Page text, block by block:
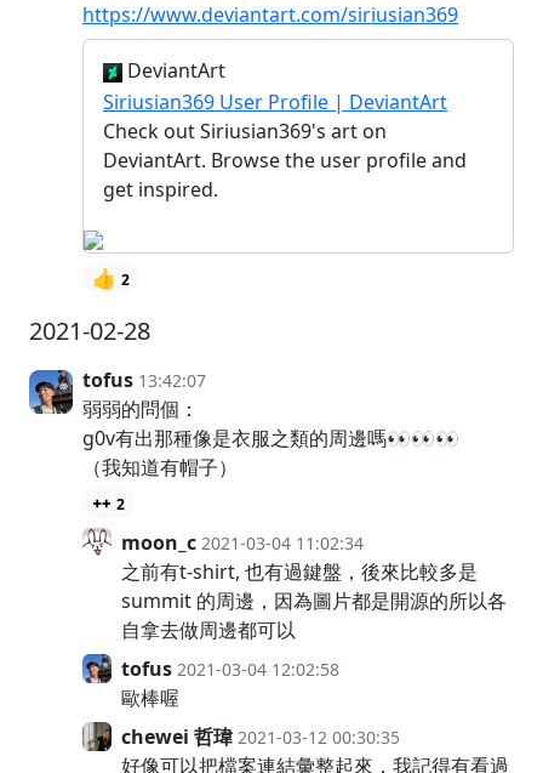
https://www.deviantart.com/siriusian369
DeviantArt
Siriusian369 User Profile | DeviantArt
Check out Siriusian369's art on
DeviantArt. Browse the user profile and
get inspired.
👍 2
2021-02-28
tofus 13:42:07
弱弱的問個：
g0v有出那種像是衣服之類的周邊嗎👀👀👀
（我知道有帽子）
2
moon_c 2021-03-04 11:02:34
之前有t-shirt, 也有過鍵盤，後來比較多是
summit 的周邊，因為圖片都是開源的所以各
自拿去做周邊都可以
tofus 2021-03-04 12:02:58
歐棒喔
chewei 哲瑋 2021-03-12 00:30:35
好像可以把檔案連結彙整起來，我記得有看過